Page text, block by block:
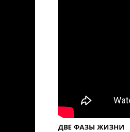
ДВЕ ФАЗЫ ЖИЗНИ